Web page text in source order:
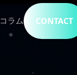
コラム CONTACT